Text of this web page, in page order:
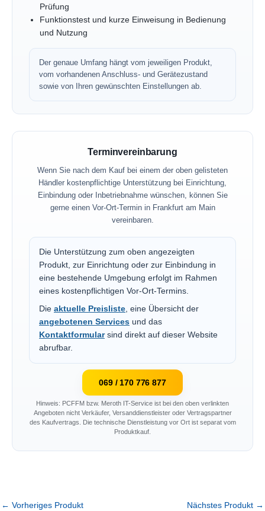
Prüfung
Funktionstest und kurze Einweisung in Bedienung
und Nutzung
Der genaue Umfang hängt vom jeweiligen Produkt,
vom vorhandenen Anschluss- und Gerätezustand
sowie von Ihren gewünschten Einstellungen ab.
Terminvereinbarung
Wenn Sie nach dem Kauf bei einem der oben gelisteten
Händler kostenpflichtige Unterstützung bei Einrichtung,
Einbindung oder Inbetriebnahme wünschen, können Sie
gerne einen Vor-Ort-Termin in Frankfurt am Main
vereinbaren.
Die Unterstützung zum oben angezeigten
Produkt, zur Einrichtung oder zur Einbindung in
eine bestehende Umgebung erfolgt im Rahmen
eines kostenpflichtigen Vor-Ort-Termins.
Die aktuelle Preisliste, eine Übersicht der
angebotenen Services und das
Kontaktformularsind direkt auf dieser Website
abrufbar.
069 / 170 776 877
Hinweis: PCFFM bzw. Meroth IT-Service ist bei den oben verlinkten
Angeboten nicht Verkäufer, Versanddienstleister oder Vertragspartner
des Kaufvertrags. Die technische Dienstleistung vor Ort ist separat vom
Produktkauf.
← Vorheriges Produkt Nächstes Produkt →